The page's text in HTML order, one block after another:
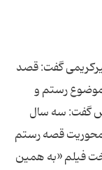
گفت:‌ قصد
موضوع رستم و
گفت: سه سال
محوریت قصه رستم
فیلم «به همین